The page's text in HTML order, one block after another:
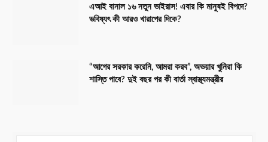
এআই বানাল ১৬ নতুন ভাইরাস! এবার কি মানুষই বিপদে?
ভবিষ্যৎ কী আরও খারাপের দিকে?
“আগের সরকার করেনি, আমরা করব”, অভয়ার খুনিরা কি
শাস্তি পাবে? দুই বছর পর কী বার্তা স্বাস্থ্যমন্ত্রীর